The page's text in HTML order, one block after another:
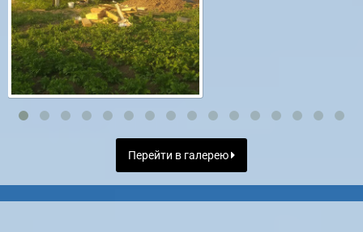
Перейти в галерею